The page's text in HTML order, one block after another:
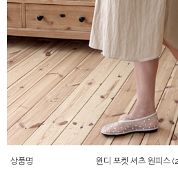
상품명 윈디 포켓 셔츠 원피스